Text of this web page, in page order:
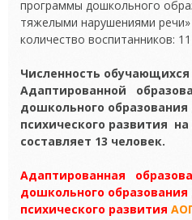
программы дошкольного
тяжелыми нарушениями
количество воспитанников:
Численность
Адаптированной
дошкольного
психического развития на
составляет 13 человек.
Адаптированная
дошкольного
психического развития